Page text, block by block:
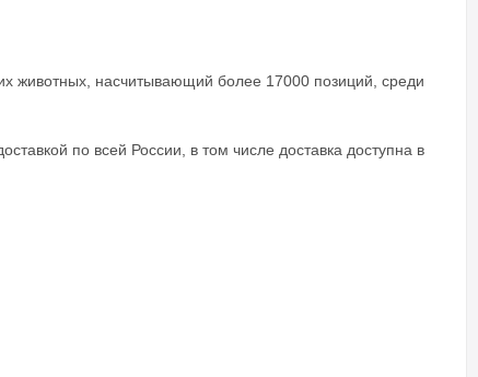
животных, насчитывающий более 17000 позиций, среди
по всей России, в том числе доставка доступна в